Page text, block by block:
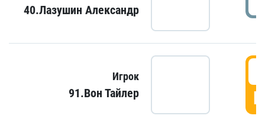
40.Лазушин Александр
Игрок
91.Вон Тайлер